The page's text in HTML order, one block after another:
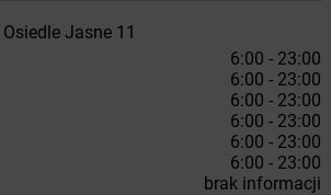
Osiedle Jasne 11
6:00 - 23:00
6:00 - 23:00
6:00 - 23:00
6:00 - 23:00
6:00 - 23:00
6:00 - 23:00
brak informacji